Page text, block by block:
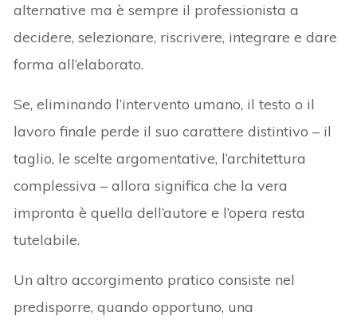
alternative ma è sempre il professionista a
decidere, selezionare, riscrivere, integrare e dare
forma all’elaborato.
Se, eliminando l’intervento umano, il testo o il
lavoro finale perde il suo carattere distintivo – il
taglio, le scelte argomentative, l’architettura
complessiva – allora significa che la vera
impronta è quella dell’autore e l’opera resta
tutelabile.
Un altro accorgimento pratico consiste nel
predisporre, quando opportuno, una